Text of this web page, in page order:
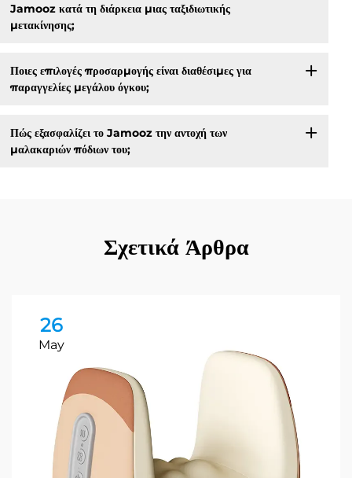
Jamooz κατά τη διάρκεια μιας ταξιδιωτικής
μετακίνησης;
Ποιες επιλογές προσαρμογής είναι διαθέσιμες για
παραγγελίες μεγάλου όγκου;
Πώς εξασφαλίζει το Jamooz την αντοχή των
μαλακαριών πόδιων του;
Σχετικά Άρθρα
26
May